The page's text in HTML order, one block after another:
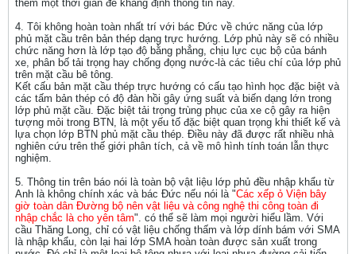
thêm một thời gian để khẳng định thông tin này.
4. Tôi không hoàn toàn nhất trí với bác Đức về chức năng của lớp
phủ mặt cầu trên bản thép dạng trực hướng. Lớp phủ này sẽ có nhiều
chức năng hơn là lớp tạo độ bằng phẳng, chịu lực cục bộ của bánh
xe, phân bố tải trọng hay chống đọng nước-là các tiêu chí của lớp phủ
trên mặt cầu bê tông.
Kết cấu bản mặt cầu thép trực hướng có cấu tạo hình học đặc biệt và
các tấm bản thép có độ đàn hồi gây ứng suất và biến dạng lớn trong
lớp phủ mặt cầu. Đặc biệt tải trọng trùng phục của xe cộ gây ra hiện
tượng mỏi trong BTN, là một yếu tố đặc biệt quan trọng khi thiết kế và
lựa chọn lớp BTN phủ mặt cầu thép. Điều này đã được rất nhiều nhà
nghiên cứu trên thế giới phân tích, cả về mô hình tính toán lẫn thực
nghiệm.
5. Thông tin trên báo nói là toàn bộ vật liệu lớp phủ đều nhập khẩu từ
Anh là không chính xác và bác Đức nếu nói là "Các xếp ỏ Viện bây
giờ toàn dân Đường bộ nên vật liệu và công nghệ thi công toàn đi
nhập chắc là cho yên tâm". có thể sẽ làm mọi người hiểu lầm. Với
cầu Thăng Long, chỉ có vật liệu chống thấm và lớp dính bám với SMA
là nhập khẩu, còn lại hai lớp SMA hoàn toàn được sản xuất trong